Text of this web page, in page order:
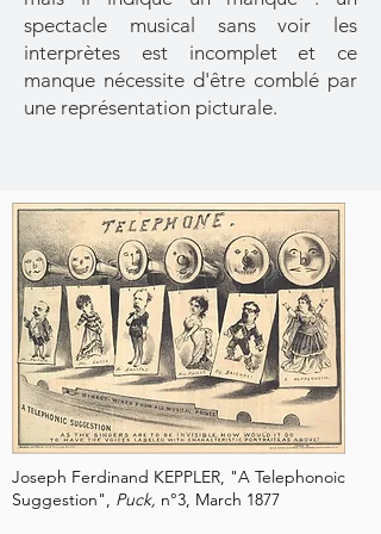
spectacle musical sans voir les
interprètes est incomplet et ce
manque nécessite d'être comblé par
une représentation picturale.
Joseph Ferdinand KEPPLER, "A Telephonoic
Suggestion", Puck, n°3, March 1877